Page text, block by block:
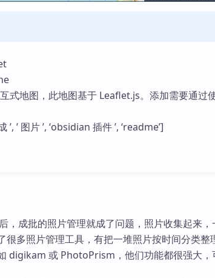
式地图，此地图基于 Leaflet.js。添加需要通过
’ 图片 ’, ‘obsidian 插件 ’, ‘readme’]
，成批的照片管理就成了问题，照片收集起来，
很多照片管理工具，有把一堆照片按时间分类整
digikam 或 PhotoPrism，他们功能都很强大，